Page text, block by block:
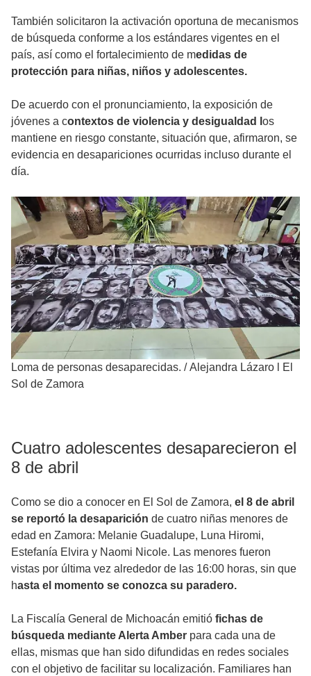
También solicitaron la activación oportuna de mecanismos
de búsqueda conforme a los estándares vigentes en el
país, así como el fortalecimiento de medidas de
protección para niñas, niños y adolescentes.
De acuerdo con el pronunciamiento, la exposición de
jóvenes a contextos de violencia y desigualdad l os
mantiene en riesgo constante, situación que, afirmaron, se
evidencia en desapariciones ocurridas incluso durante el
día.
Loma de personas desaparecidas. /Alejandra Lázaro l El
Sol de Zamora
Cuatro adolescentes desaparecieron el
8 de abril
Como se dio a conocer en El Sol de Zamora, el 8 de abril
se reportó la desaparición de cuatro niñas menores de
edad en Zamora: Melanie Guadalupe, Luna Hiromi,
Estefanía Elvira y Naomi Nicole. Las menores fueron
vistas por última vez alrededor de las 16:00 horas, sin que
hasta el momento se conozca su paradero.
La Fiscalía General de Michoacán emitió fichas de
búsqueda mediante Alerta Amber para cada una de
ellas, mismas que han sido difundidas en redes sociales
con el objetivo de facilitar su localización. Familiares han